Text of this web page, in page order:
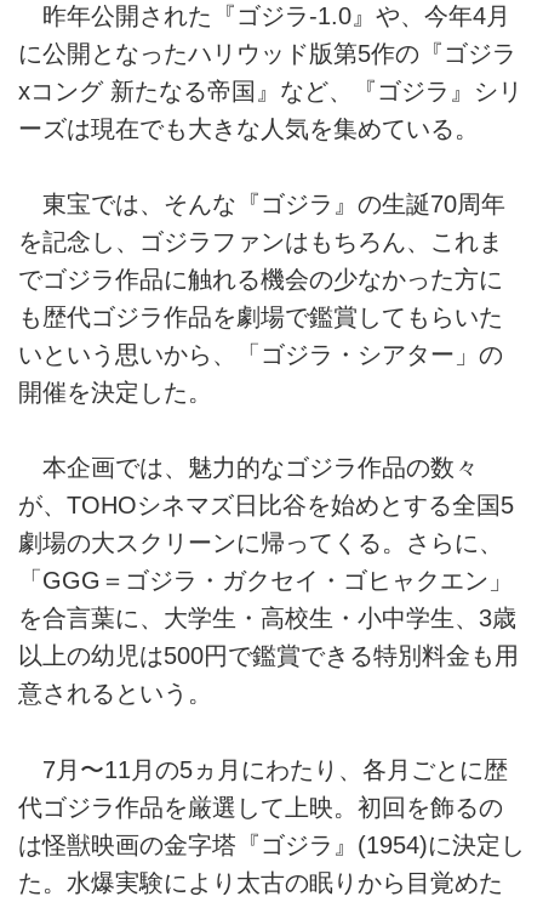
昨年公開された『ゴジラ-1.0』や、今年4月
に公開となったハリウッド版第5作の『ゴジラ
xコング 新たなる帝国』など、『ゴジラ』シリ
ーズは現在でも大きな人気を集めている。
東宝では、そんな『ゴジラ』の生誕70周年
を記念し、ゴジラファンはもちろん、これま
でゴジラ作品に触れる機会の少なかった方に
も歴代ゴジラ作品を劇場で鑑賞してもらいた
いという思いから、「ゴジラ・シアター」の
開催を決定した。
本企画では、魅力的なゴジラ作品の数々
が、TOHOシネマズ日比谷を始めとする全国5
劇場の大スクリーンに帰ってくる。さらに、
「GGG＝ゴジラ・ガクセイ・ゴヒャクエン」
を合言葉に、大学生・高校生・小中学生、3歳
以上の幼児は500円で鑑賞できる特別料金も用
意されるという。
7月〜11月の5ヵ月にわたり、各月ごとに歴
代ゴジラ作品を厳選して上映。初回を飾るの
は怪獣映画の金字塔『ゴジラ』(1954)に決定し
た。水爆実験により太古の眠りから目覚めた